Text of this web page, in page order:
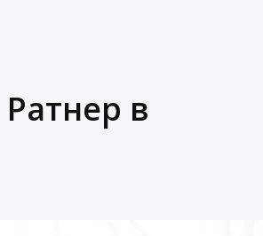
в